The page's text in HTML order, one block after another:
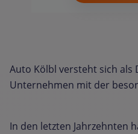
Auto Kölbl versteht sich als
Unternehmen mit der
In den letzten Jahrzehnten